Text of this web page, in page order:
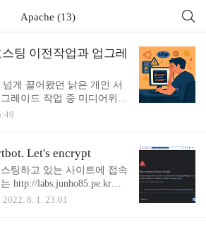
Apache (13)
팅 이전작업과 업그레
게 끌어왔던 낡은 개인 서
레이드 작업 중 미디어위키
을 마친 경험을 공유하고자
상 서버호스팅을 받고 있습
,최대트래픽 국내최대개발
과 함께하는 월400원, " da
data-og-source-url="https://j
url="https://junho85.pe.kr/2
Let's encrypt
팅하고 있는 사이트에 접속
http://labs.junho85.pe.kr라
로 바뀌면서 인증서에 문
2022. 8. 1. 23:01